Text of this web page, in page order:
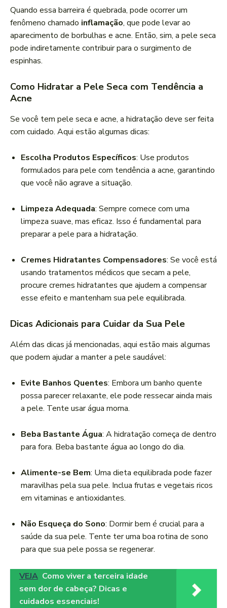
Quando essa barreira é quebrada, pode ocorrer um
fenômeno chamado inflamação, que pode levar ao
aparecimento de borbulhas e acne. Então, sim, a pele seca
pode indiretamente contribuir para o surgimento de
espinhas.
Como Hidratar a Pele Seca com Tendência a
Acne
Se você tem pele seca e acne, a hidratação deve ser feita
com cuidado. Aqui estão algumas dicas:
Escolha Produtos Específicos: Use produtos
formulados para pele com tendência a acne, garantindo
que você não agrave a situação.
Limpeza Adequada: Sempre comece com uma
limpeza suave, mas eficaz. Isso é fundamental para
preparar a pele para a hidratação.
Cremes Hidratantes Compensadores: Se você está
usando tratamentos médicos que secam a pele,
procure cremes hidratantes que ajudem a compensar
esse efeito e mantenham sua pele equilibrada.
Dicas Adicionais para Cuidar da Sua Pele
Além das dicas já mencionadas, aqui estão mais algumas
que podem ajudar a manter a pele saudável:
Evite Banhos Quentes: Embora um banho quente
possa parecer relaxante, ele pode ressecar ainda mais
a pele. Tente usar água morna.
Beba Bastante Água: A hidratação começa de dentro
para fora. Beba bastante água ao longo do dia.
Alimente-se Bem: Uma dieta equilibrada pode fazer
maravilhas pela sua pele. Inclua frutas e vegetais ricos
em vitaminas e antioxidantes.
Não Esqueça do Sono: Dormir bem é crucial para a
saúde da sua pele. Tente ter uma boa rotina de sono
para que sua pele possa se regenerar.
VEJA Como viver a terceira idade
sem dor de cabeça? Dicas e
cuidados essenciais!